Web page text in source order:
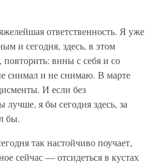
ответственность. Я уже
и сегодня, здесь, в этом
повторить: вины с себя и со
снимал и не снимаю. В марте
И если без
я бы сегодня здесь, за
бы.
так настойчиво поучает,
сейчас — отсидеться в кустах